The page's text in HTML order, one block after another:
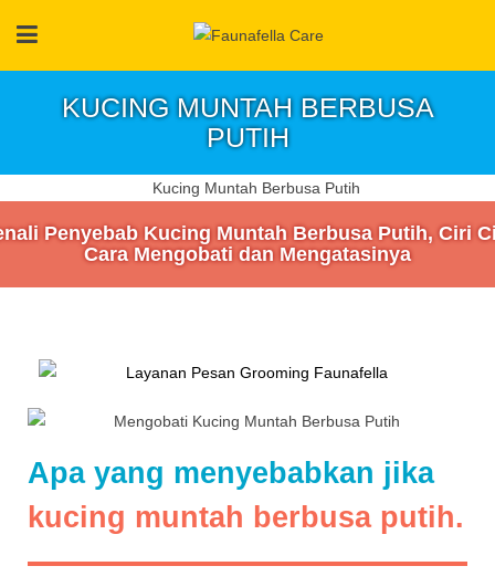
KUCING MUNTAH BERBUSA
PUTIH
Penyebab Kucing Muntah Berbusa Putih, Ciri
Cara Mengobati dan Mengatasinya
Apa yang menyebabkan jika
kucing muntah berbusa putih.